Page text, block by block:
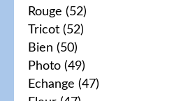
Rouge (52)
Tricot (52)
Bien (50)
Photo (49)
Echange (47)